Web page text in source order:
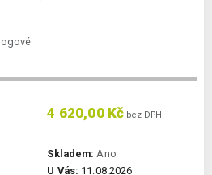
4 620,00 Kč bez DPH
Skladem: Ano
U Vás: 11.08.2026